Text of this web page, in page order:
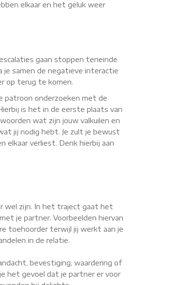
elkaar en het geluk weer
gaan stoppen teneinde
je samen de negatieve interactie
op terug te komen.
patroon onderzoeken met de
is het in de eerste plaats van
wat zijn jouw valkuilen en
jij nodig hebt. Je zult je bewust
elkaar verliest. Denk hierbij aan
wel zijn. In het traject gaat het
je partner. Voorbeelden hiervan
toehoorder terwijl jij werkt aan je
in de relatie.
bevestiging, waardering of
het gevoel dat je partner er voor